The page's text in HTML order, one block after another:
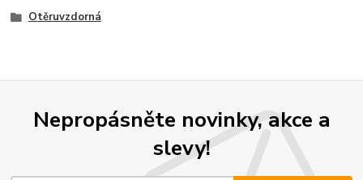
Otěruvzdorná
Nepropásněte novinky, akce a
slevy!